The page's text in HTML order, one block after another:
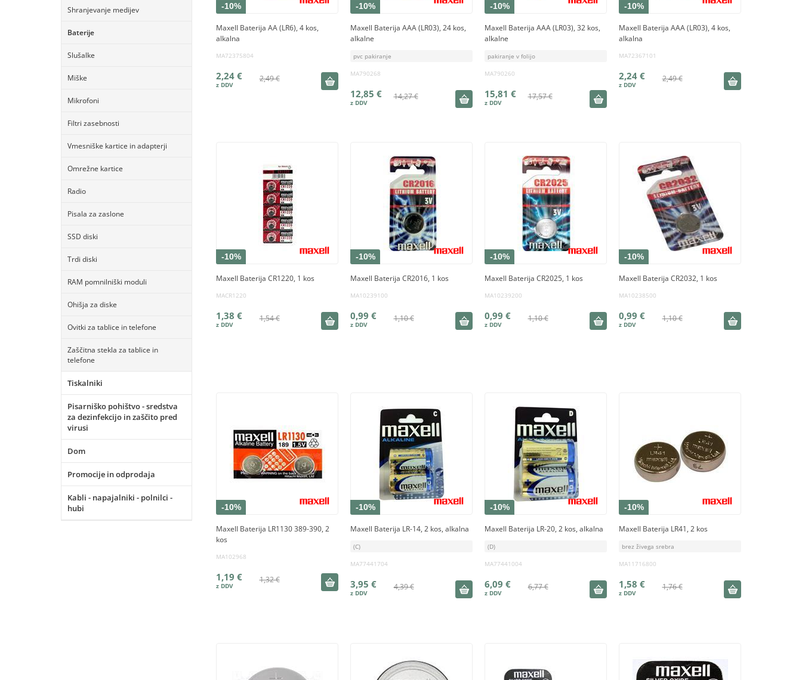
Shranjevanje medijev
Baterije
Slušalke
Miške
Mikrofoni
Filtri zasebnosti
Vmesniške kartice in adapterji
Omrežne kartice
Radio
Pisala za zaslone
SSD diski
Trdi diski
RAM pomnilniški moduli
Ohišja za diske
Ovitki za tablice in telefone
Zaščitna stekla za tablice in
telefone
Tiskalniki
Pisarniško pohištvo - sredstva
za dezinfekcijo in zaščito pred
virusi
Dom
Promocije in odprodaja
Kabli - napajalniki - polnilci -
hubi
-10%
Maxell Baterija AA (LR6), 4 kos,
alkalna
MA72375804
2,49 €
2,24 €
-10%
Maxell Baterija AAA (LR03), 24 kos,
alkalne
pvc pakiranje
MA790268
14,27 €
12,85 €
-10%
Maxell Baterija AAA (LR03), 32 kos,
alkalne
pakiranje v folijo
MA790260
17,57 €
15,81 €
-10%
Maxell Baterija AAA (LR03), 4 kos,
alkalna
MA72367101
2,49 €
2,24 €
-10%
Maxell Baterija CR1220, 1 kos
MACR1220
1,54 €
1,38 €
-10%
Maxell Baterija CR2016, 1 kos
MA10239100
1,10 €
0,99 €
-10%
Maxell Baterija CR2025, 1 kos
MA10239200
1,10 €
0,99 €
-10%
Maxell Baterija CR2032, 1 kos
MA10238500
1,10 €
0,99 €
-10%
Maxell Baterija LR1130 389-390, 2
kos
MA102968
1,32 €
1,19 €
-10%
Maxell Baterija LR-14, 2 kos, alkalna
(C)
MA77441704
4,39 €
3,95 €
-10%
Maxell Baterija LR-20, 2 kos, alkalna
(D)
MA77441004
6,77 €
6,09 €
-10%
Maxell Baterija LR41, 2 kos
brez živega srebra
MA11716800
1,76 €
1,58 €